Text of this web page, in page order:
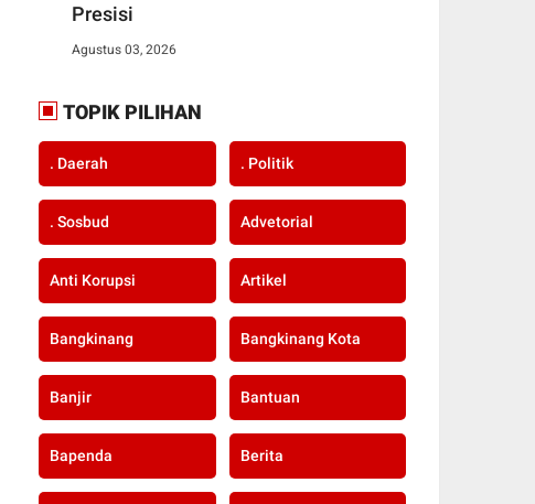
Presisi
Agustus 03, 2026
TOPIK PILIHAN
. Daerah . Politik
. Sosbud Advetorial
Anti Korupsi Artikel
Bangkinang Bangkinang Kota
Banjir Bantuan
Bapenda Berita